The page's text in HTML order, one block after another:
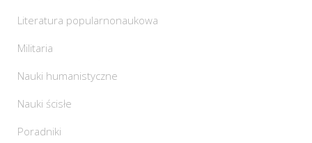
Literatura popularnonaukowa
Militaria
Nauki humanistyczne
Nauki ścisłe
Poradniki